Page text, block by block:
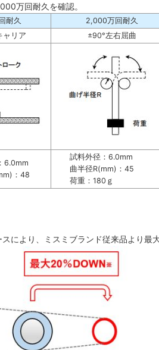
万回耐久を確認。
耐久 2,000万回耐久
ャリア ±90°左右屈曲
：48
試料外径：6.0mm
曲半径R(mm)：45
荷重：180ｇ
により、ミスミブランド従来品より最